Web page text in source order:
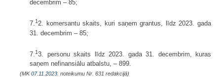
decembrim – 85;
7.12. komersantu skaits, kuri saņem grantus, līdz 2023. gada
31. decembrim – 85;
7. 13. personu skaits līdz 2023. gada 31. decembrim, kuras
saņem nefinansiālu atbalstu, – 899.
(MK07.11.2023. noteikumu Nr. 631 redakcijā)